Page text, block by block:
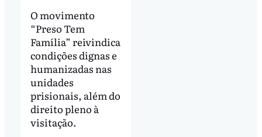
O movimento
“Preso Tem
Família” reivindica
condições dignas e
humanizadas nas
unidades
prisionais, além do
direito pleno à
visitação.